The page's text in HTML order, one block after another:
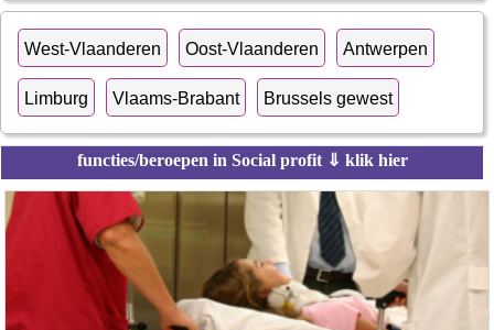
West-Vlaanderen Oost-Vlaanderen Antwerpen
Limburg Vlaams-Brabant Brussels gewest
functies/beroepen in Social profit ⇓ klik hier